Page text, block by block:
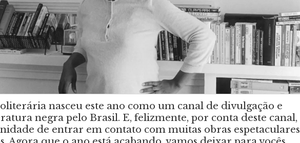
nasceu este ano como um canal de divulgação e
negra pelo Brasil. E, felizmente, por conta deste canal,
de entrar em contato com muitas obras espetaculares